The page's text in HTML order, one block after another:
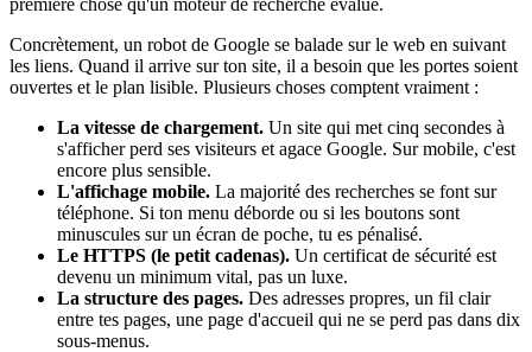
Concrètement, un robot de Google se balade sur le web en suivant
les liens. Quand il arrive sur ton site, il a besoin que les portes soient
ouvertes et le plan lisible. Plusieurs choses comptent vraiment :
La vitesse de chargement. Un site qui met cinq secondes à
s'afficher perd ses visiteurs et agace Google. Sur mobile, c'est
encore plus sensible.
L'affichage mobile. La majorité des recherches se font sur
téléphone. Si ton menu déborde ou si les boutons sont
minuscules sur un écran de poche, tu es pénalisé.
Le HTTPS (le petit cadenas). Un certificat de sécurité est
devenu un minimum vital, pas un luxe.
La structure des pages. Des adresses propres, un fil clair
entre tes pages, une page d'accueil qui ne se perd pas dans dix
sous-menus.